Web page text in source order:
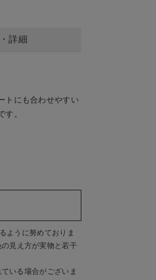
詳細
トにも合わせやすい
。
ように努めておりま
見え方が実物と若干
いる場合がございま